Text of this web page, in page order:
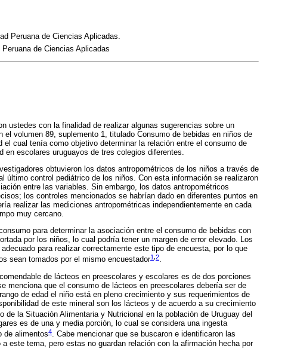
Peruana de Ciencias Aplicadas.
de Ciencias Aplicadas
ustedes con la finalidad de realizar algunas sugerencias sobre un
volumen 89, suplemento 1, titulado Consumo de bebidas en niños de
cual tenía como objetivo determinar la relación entre el consumo de
escolares uruguayos de tres colegios diferentes.
obtuvieron los datos antropométricos de los niños a través de
último control pediátrico de los niños. Con esta información se realizaron
entre las variables. Sin embargo, los datos antropométricos
los controles mencionados se habrían dado en diferentes puntos en
realizar las mediciones antropométricas independientemente en cada
muy cercano.
para determinar la asociación entre el consumo de bebidas con
por los niños, lo cual podría tener un margen de error elevado. Los
para realizar correctamente este tipo de encuesta, por lo que
sean tomados por el mismo encuestador1 2.
de lácteos en preescolares y escolares es de dos porciones
menciona que el consumo de lácteos en preescolares debería ser de
de edad el niño está en pleno crecimiento y sus requerimientos de
de este mineral son los lácteos y de acuerdo a su crecimiento
de la Situación Alimentaria y Nutricional en la población de Uruguay del
es de una y media porción, lo cual se considera una ingesta
de alimentos4. Cabe mencionar que se buscaron e identificaron las
este tema, pero estas no guardan relación con la afirmación hecha por